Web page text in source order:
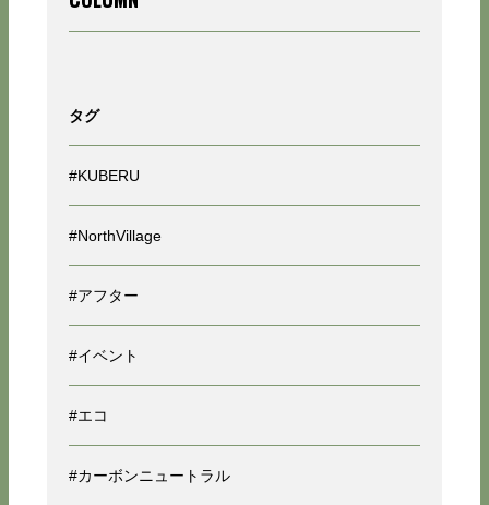
タグ
#KUBERU
#NorthVillage
#アフター
#イベント
#エコ
#カーボンニュートラル